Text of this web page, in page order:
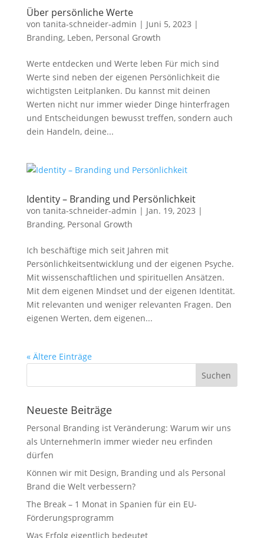
Über persönliche Werte
von tanita-schneider-admin | Juni 5, 2023 |
Branding, Leben, Personal Growth
Werte entdecken und Werte leben Für mich sind
Werte sind neben der eigenen Persönlichkeit die
wichtigsten Leitplanken. Du kannst mit deinen
Werten nicht nur immer wieder Dinge hinterfragen
und Entscheidungen bewusst treffen, sondern auch
dein Handeln, deine...
Identity – Branding und Persönlichkeit
von tanita-schneider-admin | Jan. 19, 2023 |
Branding, Personal Growth
Ich beschäftige mich seit Jahren mit
Persönlichkeitsentwicklung und der eigenen Psyche.
Mit wissenschaftlichen und spirituellen Ansätzen.
Mit dem eigenen Mindset und der eigenen Identität.
Mit relevanten und weniger relevanten Fragen. Den
eigenen Werten, dem eigenen...
« Ältere Einträge
Neueste Beiträge
Personal Branding ist Veränderung: Warum wir uns
als UnternehmerIn immer wieder neu erfinden
dürfen
Können wir mit Design, Branding und als Personal
Brand die Welt verbessern?
The Break – 1 Monat in Spanien für ein EU-
Förderungsprogramm
Was Erfolg eigentlich bedeutet